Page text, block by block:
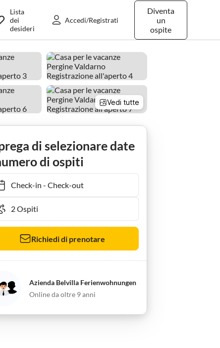
Diventa
un
ospite
Lista
dei
desideri
Accedi/Registrati
Vedi tutte
di selezionare date
di ospiti
Check-in- Check-out
Richiedi di prenotare
Azienda Belvilla Ferienwohnungen
Online da oltre 9 anni